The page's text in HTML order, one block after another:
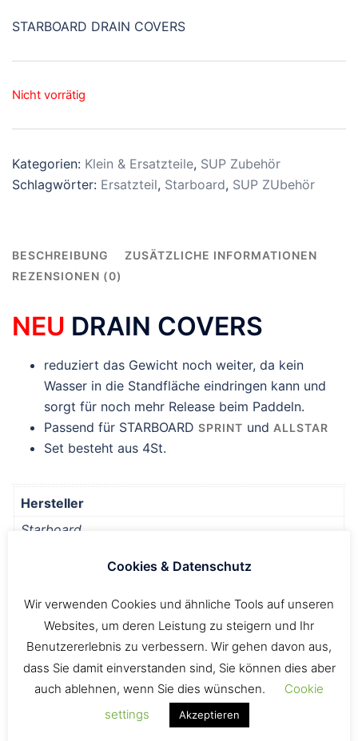
STARBOARD DRAIN COVERS
Nicht vorrätig
Kategorien: Klein & Ersatzteile, SUP Zubehör
Schlagwörter: Ersatzteil, Starboard, SUP ZUbehör
BESCHREIBUNG
ZUSÄTZLICHE INFORMATIONEN
REZENSIONEN (0)
NEU DRAIN COVERS
reduziert das Gewicht noch weiter, da kein
Wasser in die Standfläche eindringen kann und
sorgt für noch mehr Release beim Paddeln.
Passend für STARBOARD SPRINT und ALLSTAR
Set besteht aus 4St.
Hersteller
Starboard
Schreibe die erste Rezension für „STARBOARD DRAIN
COVERS“
Du musst angemeldetsein, um eine Rezension
veröffentlichen zu können.
Cookies & Datenschutz
Wir verwenden Cookies und ähnliche Tools auf unseren
Websites, um deren Leistung zu steigern und Ihr
Benutzererlebnis zu verbessern. Wir gehen davon aus,
dass Sie damit einverstanden sind, Sie können dies aber
auch ablehnen, wenn Sie dies wünschen.
Cookie
settings
Akzeptieren